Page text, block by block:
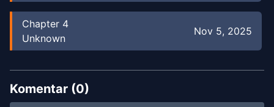
Chapter 4
Unknown
Nov 5, 2025
Chapter3
Unknown
Komentar (0)